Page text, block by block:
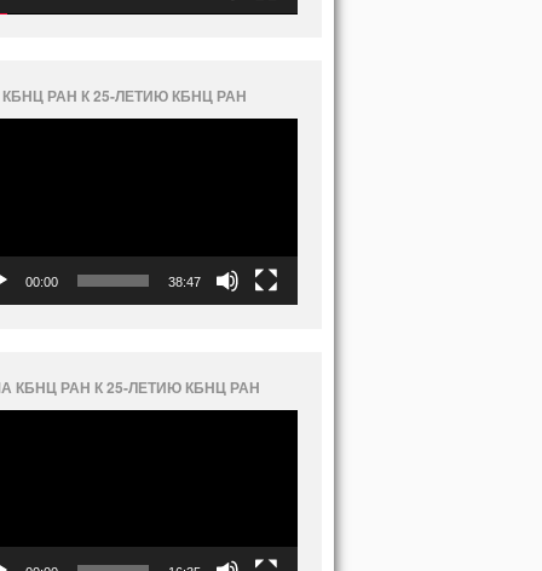
РАН К 25-ЛЕТИЮ КБНЦ РАН
00:00 38:47
КБНЦ РАН К 25-ЛЕТИЮ КБНЦ РАН